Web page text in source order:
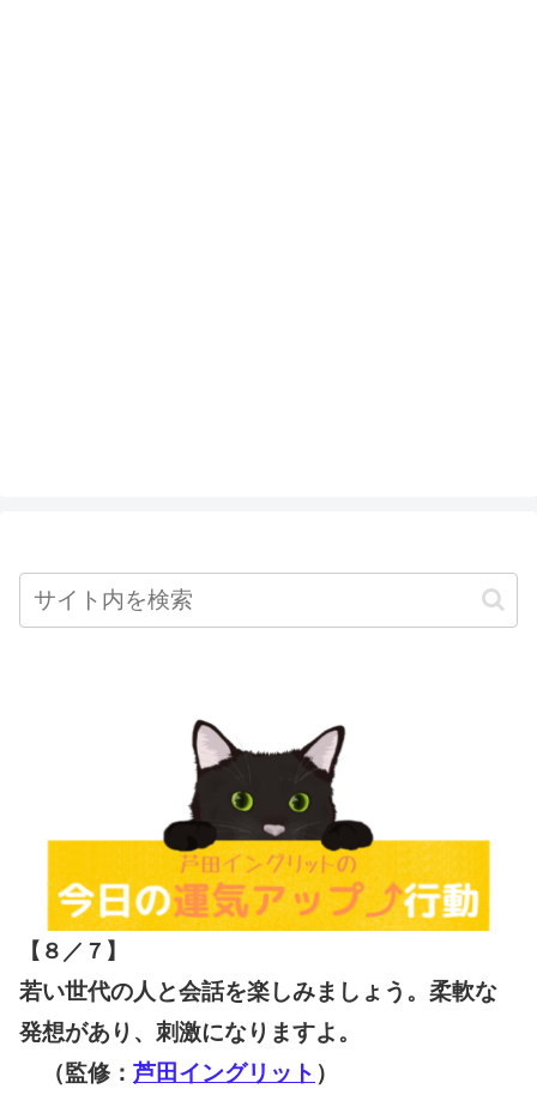
【８／７ 】
若い世代の人と会話を楽しみましょう。柔軟な
発想があり、刺激になりますよ。
（監修： 芦田イングリット ）